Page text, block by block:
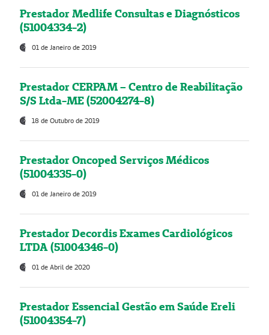
Prestador Medlife Consultas e Diagnósticos
(51004334-2)
01 de Janeiro de 2019
Prestador CERPAM – Centro de Reabilitação
S/S Ltda-ME (52004274-8)
18 de Outubro de 2019
Prestador Oncoped Serviços Médicos
(51004335-0)
01 de Janeiro de 2019
Prestador Decordis Exames Cardiológicos
LTDA (51004346-0)
01 de Abril de 2020
Prestador Essencial Gestão em Saúde Ereli
(51004354-7)